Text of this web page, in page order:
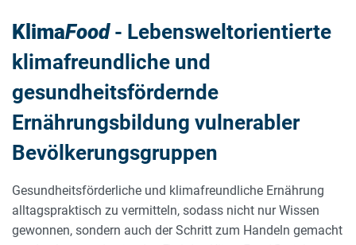
KlimaFood- Lebensweltorientierte
klimafreundliche und
gesundheitsfördernde
Ernährungsbildung vulnerabler
Bevölkerungsgruppen
Gesundheitsförderliche und klimafreundliche Ernährung
alltagspraktisch zu vermitteln, sodass nicht nur Wissen
gewonnen, sondern auch der Schritt zum Handeln gemacht